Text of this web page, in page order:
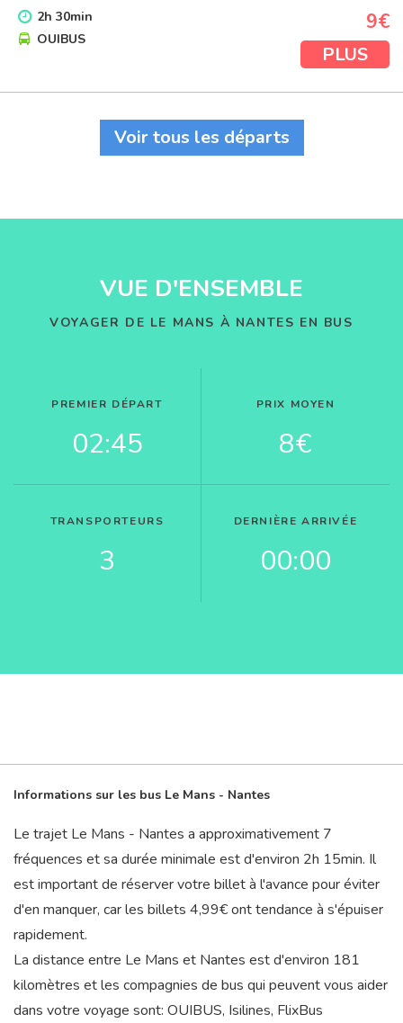
2h 30min
OUIBUS
9€
PLUS
Voir tous les départs
VUE D'ENSEMBLE
VOYAGER DE LE MANS À NANTES EN BUS
PREMIER DÉPART
02:45
PRIX MOYEN
8€
TRANSPORTEURS
3
DERNIÈRE ARRIVÉE
00:00
Informations sur les bus Le Mans - Nantes
Le trajet Le Mans - Nantes a approximativement 7
fréquences et sa durée minimale est d'environ 2h 15min. Il
est important de réserver votre billet à l'avance pour éviter
d'en manquer, car les billets 4,99€ ont tendance à s'épuiser
rapidement.
La distance entre Le Mans et Nantes est d'environ 181
kilomètres et les compagnies de bus qui peuvent vous aider
dans votre voyage sont: OUIBUS, Isilines, FlixBus